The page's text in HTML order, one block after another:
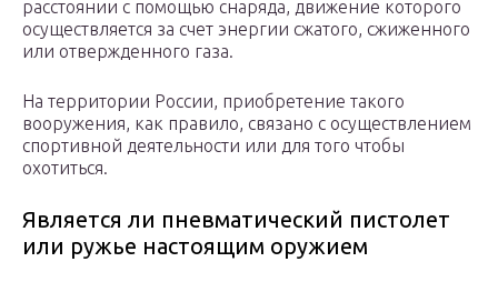
расстоянии с помощью снаряда, движение которого
осуществляется за счет энергии сжатого, сжиженного
или отвержденного газа.
На территории России, приобретение такого
вооружения, как правило, связано с осуществлением
спортивной деятельности или для того чтобы
охотиться.
Является ли пневматический пистолет
или ружье настоящим оружием